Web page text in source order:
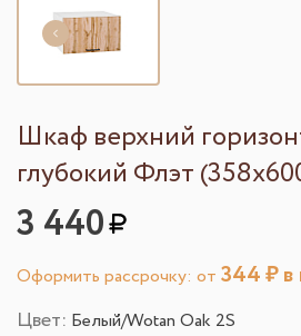
Шкаф верхний
глубокий Флэт
3 440
Оформить рассрочку: от 344₽ в
Цвет: Белый/Wotan Oak 2S